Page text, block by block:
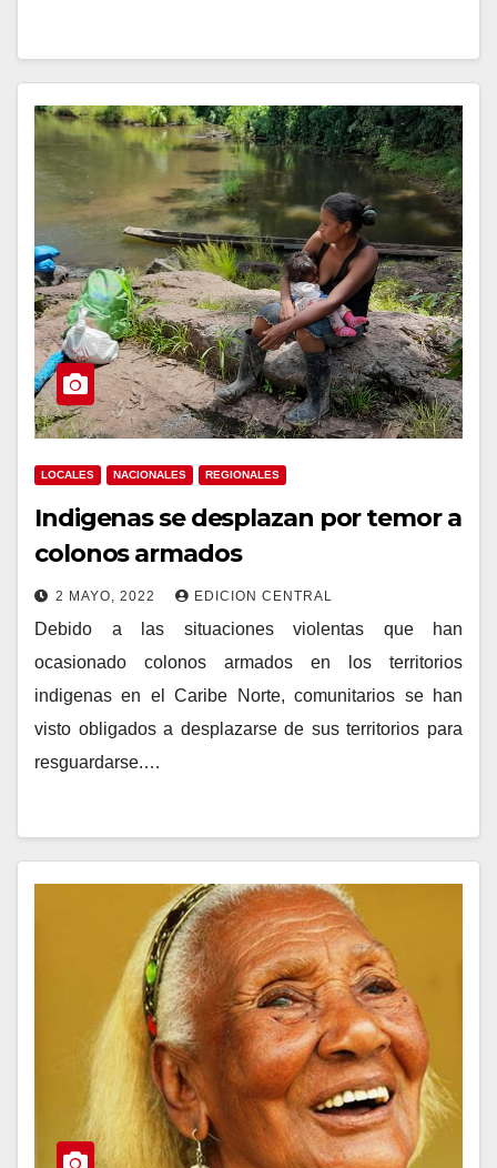
LOCALES NACIONALES REGIONALES
Indigenas se desplazan por temor a
colonos armados
2 MAYO, 2022 EDICION CENTRAL
Debido a las situaciones violentas que han
ocasionado colonos armados en los territorios
indigenas en el Caribe Norte, comunitarios se han
visto obligados a desplazarse de sus territorios para
resguardarse.…